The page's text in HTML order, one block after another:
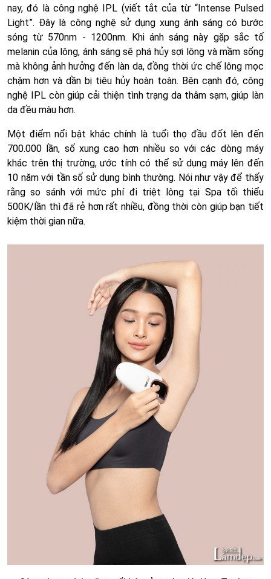
nay, đó là công nghệ IPL (viết tắt của từ “Intense Pulsed
Light”. Đây là công nghệ sử dụng xung ánh sáng có bước
sóng từ 570nm - 1200nm. Khi ánh sáng này gặp sắc tố
melanin của lông, ánh sáng sẽ phá hủy sợi lông và mầm sống
mà không ảnh hưởng đến làn da, đồng thời ức chế lông mọc
chậm hơn và dần bị tiêu hủy hoàn toàn. Bên cạnh đó, công
nghệ IPL còn giúp cải thiện tình trạng da thâm sạm, giúp làn
da đều màu hơn.
Một điểm nổi bật khác chính là tuổi thọ đầu đốt lên đến
700.000 lần, số xung cao hơn nhiều so với các dòng máy
khác trên thị trường, ước tính có thể sử dụng máy lên đến
10 năm với tần số sử dụng bình thường. Nói như vậy để thấy
rằng so sánh với mức phí đi triệt lông tại Spa tối thiểu
500K/lần thì đã rẻ hơn rất nhiều, đồng thời còn giúp bạn tiết
kiệm thời gian nữa.